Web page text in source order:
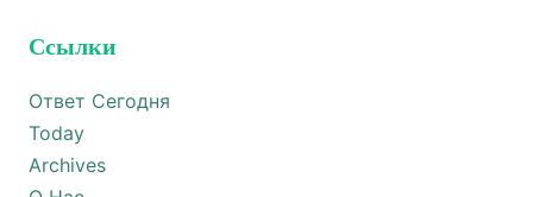
Ссылки
Ответ Сегодня
Today
Archives